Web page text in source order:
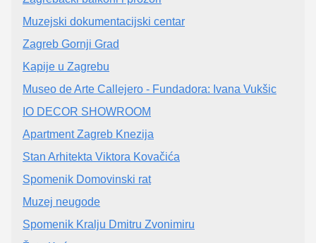
Muzejski dokumentacijski centar
Zagreb Gornji Grad
Kapije u Zagrebu
Museo de Arte Callejero - Fundadora: Ivana Vukšic
IO DECOR SHOWROOM
Apartment Zagreb Knezija
Stan Arhitekta Viktora Kovačića
Spomenik Domovinski rat
Muzej neugode
Spomenik Kralju Dmitru Zvonimiru